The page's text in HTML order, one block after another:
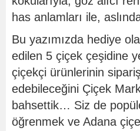
has anlamları ile,
Bu yazımızda hediye
edilen 5 çiçek çeşidine
çiçekçi ürünlerinin
edebileceğini Çiçek
bahsettik… Siz de
öğrenmek ve Adana